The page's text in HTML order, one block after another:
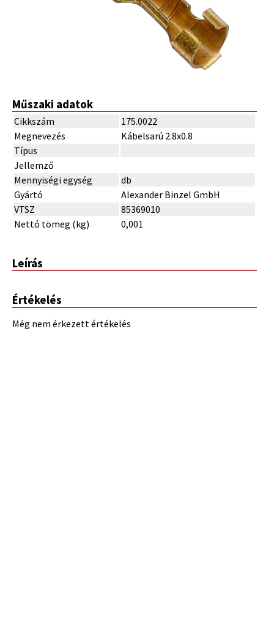
Műszaki adatok
Cikkszám
175.0022
Megnevezés
Kábelsarú 2.8x0.8
Típus
Jellemző
Mennyiségi egység
db
Gyártó
Alexander Binzel GmbH
VTSZ
85369010
Nettó tömeg (kg)
0,001
Leírás
Értékelés
Még nem érkezett értékelés